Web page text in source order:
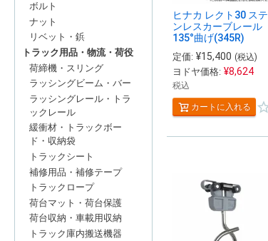
ボルト
ナット
リベット・鋲
トラック用品・物流・荷役
荷締機・スリング
ラッシングビーム・バー
ラッシングレール・トラ
ックレール
緩衝材・トラックボー
ド・収納袋
トラックシート
補修用品・補修テープ
トラックロープ
荷台マット・荷台保護
荷台収納・車載用収納
トラック庫内搬送機器
ヒナカ レクト30 ステ
ンレスカーブレール
135°曲げ(345R)
定価: ¥15,400 (税込)
ヨドヤ価格: ¥8,624
税込
カートに入れる